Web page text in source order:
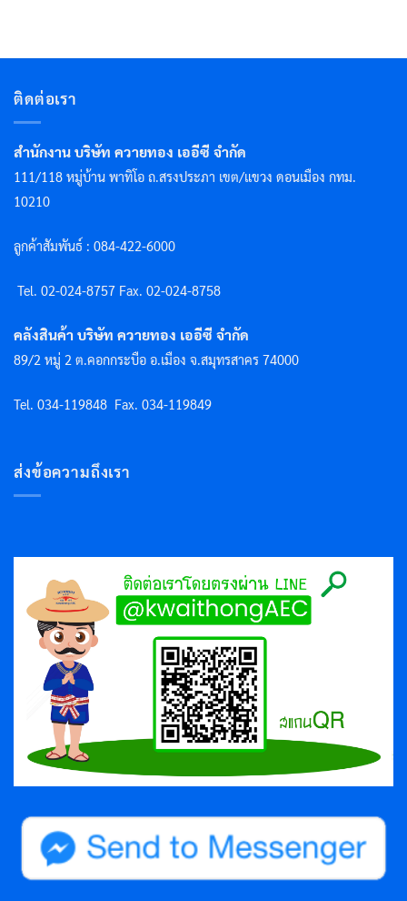
ติดต่อเรา
สำนักงาน บริษัท ควายทอง เออีซี จำกัด
111/118 หมู่บ้าน พาทิโอ ถ.สรงประภา เขต/แขวง ดอนเมือง กทม.
10210
ลูกค้าสัมพันธ์ : 084-422-6000
Tel. 02-024-8757 Fax. 02-024-8758
คลังสินค้า บริษัท ควายทอง เออีซี จำกัด
89/2 หมู่ 2 ต.คอกกระบือ อ.เมือง จ.สมุทรสาคร 74000
Tel. 034-119848 Fax. 034-119849
ส่งข้อความถึงเรา